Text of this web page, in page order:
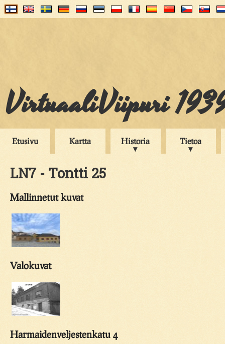
VirtuaaliViipuri
Etusivu Kartta Historia Tietoa
LN7 - Tontti 25
Mallinnetut kuvat
Valokuvat
Harmaidenveljestenkatu 4